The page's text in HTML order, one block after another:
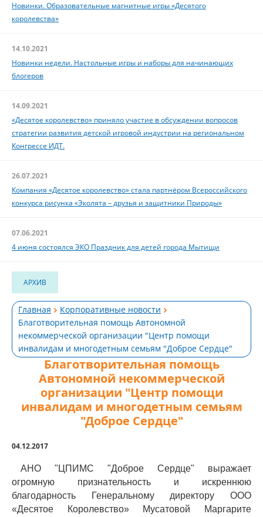
Новинки. Образовательные магнитные игры «Десятого
королевства»
14.10.2021
Новинки недели. Настольные игры и наборы для начинающих
блогеров
14.09.2021
«Десятое королевство» приняло участие в обсуждении вопросов
стратегии развития детской игровой индустрии на региональном
Конгрессе ИДТ.
26.07.2021
Компания «Десятое королевство» стала партнёром Всероссийского
конкурса рисунка «Эколята – друзья и защитники Природы»
07.06.2021
4 июня состоялся ЭКО Праздник для детей города Мытищи
АРХИВ
Главная
Корпоративные новости
Благотворительная помощь Автономной
некоммерческой организации "Центр помощи
инвалидам и многодетным семьям "Доброе Сердце"
Благотворительная помощь
Автономной некоммерческой
организации "Центр помощи
инвалидам и многодетным семьям
"Доброе Сердце"
04.12.2017
АНО "ЦПИМС "Доброе Сердце" выражает
огромную признательность и искреннюю
благодарность Генеральному директору ООО
«Десятое Королевство» Мусатовой Маргарите